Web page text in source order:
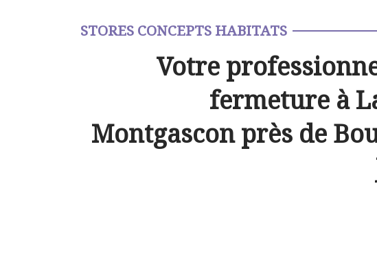
STORES CONCEPTS HABITATS
Votre
fermeture à
Montgascon près de